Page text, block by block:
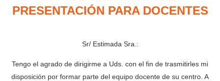
PRESENTACIÓN PARA DOCENTES
Sr/ Estimada Sra.:
Tengo el agrado de dirigirme a Uds. con el fin de trasmitirles mi
disposición por formar parte del equipo docente de su centro. A